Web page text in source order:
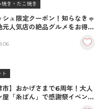
焼き・たこ焼き
シュ限定クーポン！知らなきゃ
元人気店の絶品グルメをお得に
市】おかげさまで6周年！大人
屋「糸ぱん」で感謝祭イベント